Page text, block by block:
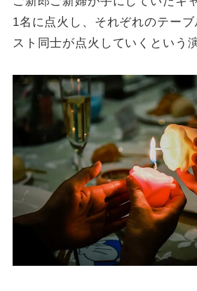
1名に点火し、それぞれのテー
スト同士が点火していくという